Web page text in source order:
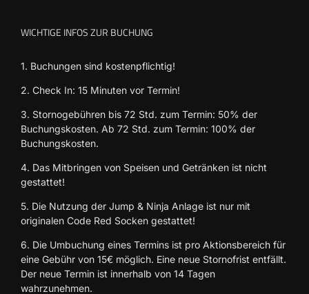
WICHTIGE INFOS ZUR BUCHUNG
1. Buchungen sind kostenpflichtig!
2. Check In: 15 Minuten vor Termin!
3. Stornogebühren bis 72 Std. zum Termin: 50% der
Buchungskosten. Ab 72 Std. zum Termin: 100% der
Buchungskosten.
4. Das Mitbringen von Speisen und Getränken ist nicht
gestattet!
5. Die Nutzung der Jump & Ninja Anlage ist nur mit
originalen Code Red Socken gestattet!
6. Die Umbuchung eines Termins ist pro Aktionsbereich für
eine Gebühr von 15€ möglich. Eine neue Stornofrist entfällt.
Der neue Termin ist innerhalb von 14 Tagen
wahrzunehmen.